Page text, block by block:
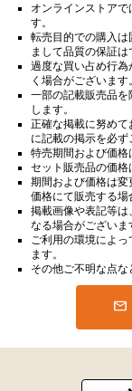
オンラインストア
す。
転売目的での購入は
まして品質の保証は
過度な買い占め行
く場合がございます。
一部の記載販売品
します。
正確な掲載に努め
に記載の掲示を必ず
特売期間および価格
セット販売品の価格
期間および価格は
価格にて販売する場
掲載画像や表記等
なる場合がございま
ご利用の環境によ
ます。
その他ご不明な点な